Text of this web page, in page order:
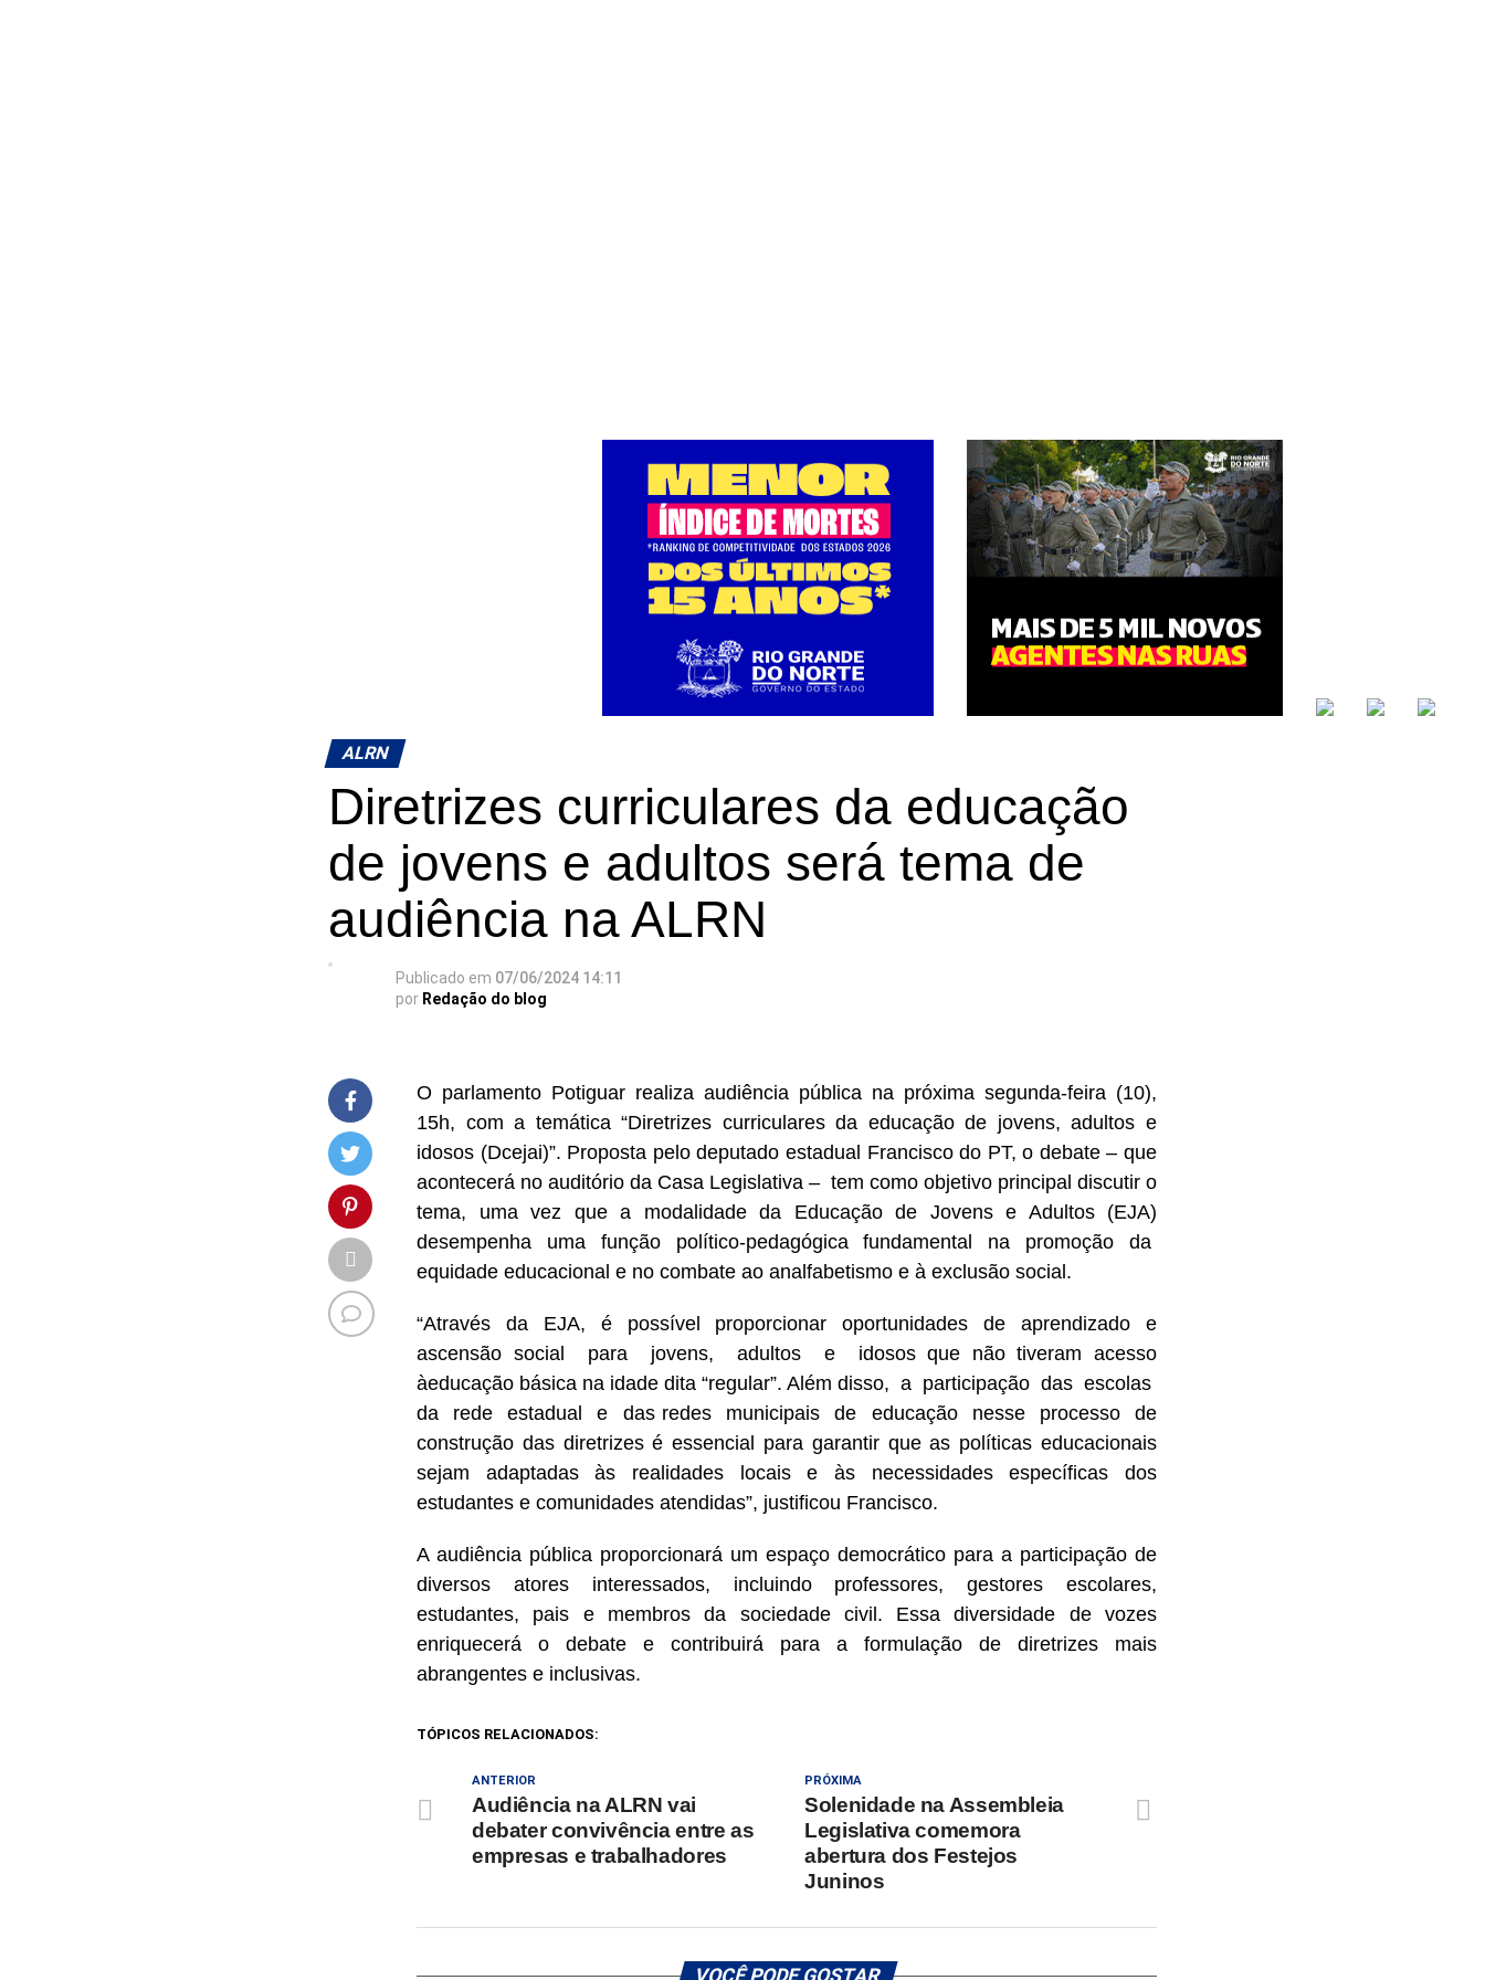
ALRN
Diretrizes curriculares da educação
de jovens e adultos será tema de
audiência na ALRN
Publicado em 07/06/2024 14:11
por Redação do blog
O parlamento Potiguar realiza audiência pública na próxima segunda-feira (10),
15h, com a temática “Diretrizes curriculares da educação de jovens, adultos e
idosos (Dcejai)”. Proposta pelo deputado estadual Francisco do PT, o debate – que
acontecerá no auditório da Casa Legislativa – tem como objetivo principal discutir o
tema, uma vez que a modalidade da Educação de Jovens e Adultos (EJA)
desempenha uma função político-pedagógica fundamental na promoção da
equidade educacional e no combate ao analfabetismo e à exclusão social.
“Através da EJA, é possível proporcionar oportunidades de aprendizado e
ascensão social para jovens, adultos e idosos que não tiveram acesso
àeducação básica na idade dita “regular”. Além disso, a participação das escolas
da rede estadual e das redes municipais de educação nesse processo de
construção das diretrizes é essencial para garantir que as políticas educacionais
sejam adaptadas às realidades locais e às necessidades específicas dos
estudantes e comunidades atendidas”, justificou Francisco.
A audiência pública proporcionará um espaço democrático para a participação de
diversos atores interessados, incluindo professores, gestores escolares,
estudantes, pais e membros da sociedade civil. Essa diversidade de vozes
enriquecerá o debate e contribuirá para a formulação de diretrizes mais
abrangentes e inclusivas.
TÓPICOS RELACIONADOS:
PRÓXIMA
Solenidade na Assembleia
Legislativa comemora
abertura dos Festejos
Juninos
ANTERIOR
Audiência na ALRN vai
debater convivência entre as
empresas e trabalhadores
VOCÊ PODE GOSTAR